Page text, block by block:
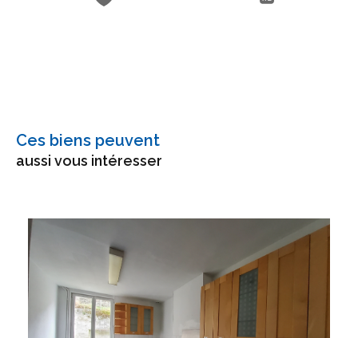
Ces biens peuvent
aussi vous intéresser